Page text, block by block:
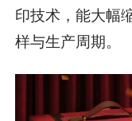
印技术，能大幅
样与生产周期。